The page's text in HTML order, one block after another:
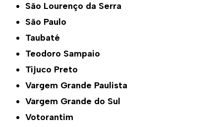
São Lourenço da Serra
São Paulo
Taubaté
Teodoro Sampaio
Tijuco Preto
Vargem Grande Paulista
Vargem Grande do Sul
Votorantim